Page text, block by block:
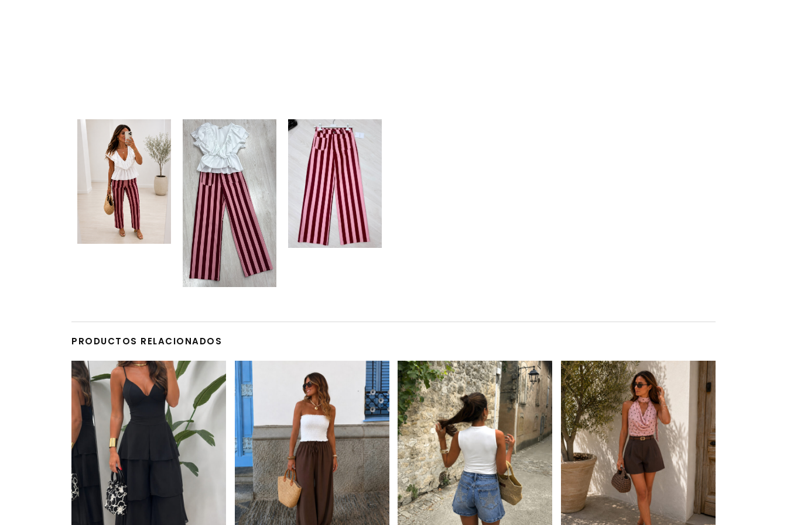
PRODUCTOS RELACIONADOS
Este producto tiene múltiples variantes. Las opciones se pueden elegir en la página de producto Este producto tiene múltiples variantes. Las opciones se pueden elegir en la página de producto Este producto tiene múltiples variantes. Las opciones se pueden elegir en la página de producto Este producto tiene múltiples variantes. Las opciones se pueden elegir en la página de producto